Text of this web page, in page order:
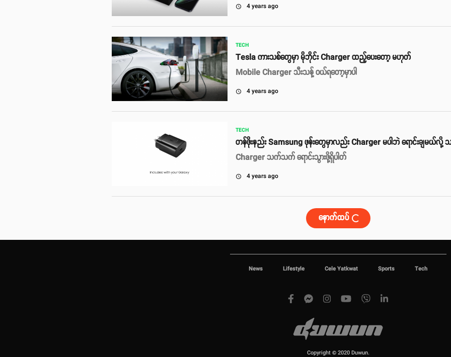
access_time 4 years ago
TECH
Tesla ကားသစ်တွေမှာ မိုဘိုင်း Charger ထည့်ပေးတော့ မဟုတ်
Mobile Charger သီးသန့် ဝယ်ရတော့မှာပါ
access_time 4 years ago
TECH
တန်ဖိုးနည်း Samsung ဖုန်းတွေမှာလည်း Charger မပါဘဲ ‌ရောင်းချမယ်
Charger သက်သက် ရောင်းသွားဖို့ရှိပါတ်
access_time 4 years ago
နောက်ထပ်
News Lifestyle Cele Yatkwat Sports Tech
Copyright © 2020 Duwun.